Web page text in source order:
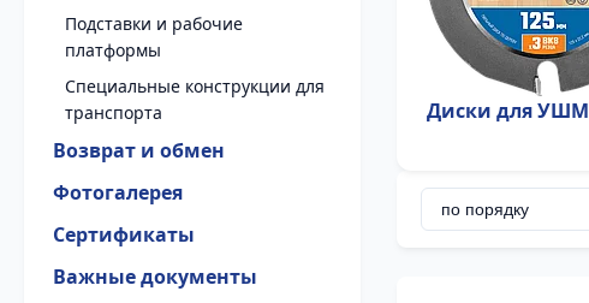
Подставки и рабочие
платформы
Специальные конструкции для
транспорта
Возврат и обмен
Фотогалерея
Сертификаты
Важные документы
Диски для УШМ